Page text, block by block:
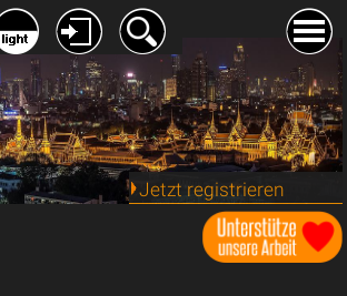
Jetzt registrieren